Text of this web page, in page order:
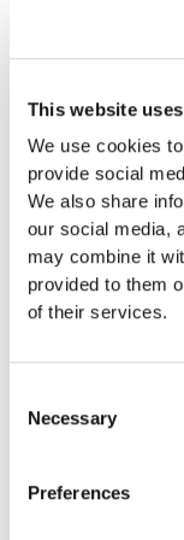
This website
We use cookies
provide social
We also share
our social media,
may combine it
provided to them
of their services.
Selection
Necessary
Preferences
Fondare
Create la
Zurigo e
splendida
Fondare una
Fondare una
Avviate la
Zurigo e
Costituite la